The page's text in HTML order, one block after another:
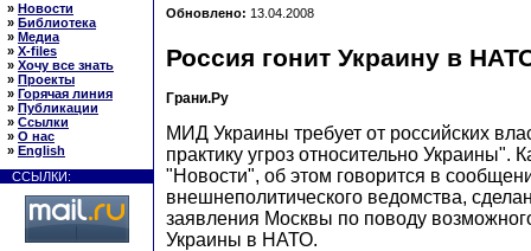
» Новости
» Библиотека
» Медиа
» X-files
» Хочу все знать
» Проекты
» Горячая линия
» Публикации
» Ссылки
» О нас
» English
ССЫЛКИ:
Обновлено: 13.04.2008
Россия гонит Украину в
Грани.Ру
МИД Украины требует от российских
практику угроз относительно Украины".
"Новости", об этом говорится в
внешнеполитического ведомства,
заявления Москвы по поводу
Украины в НАТО.